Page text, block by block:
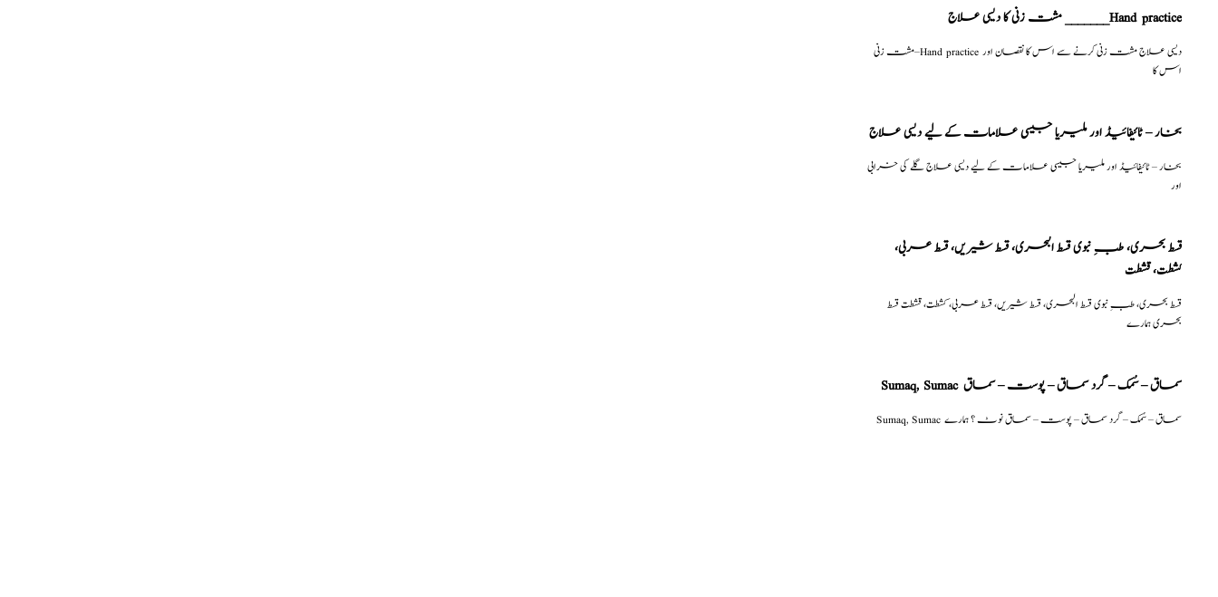
مشت زنی کا دیسی علاج _______Hand practice
مشت زنی–Hand practice دیسی علاج مشت زنی کرنے سے اس کا نقصان اور
اس کا
بخار – ٹائیفائیڈ اور ملیریا جیسی علامات کے لیے دیسی علاج
بخار – ٹائیفائیڈ اور ملیریا جیسی علامات کے لیے دیسی علاج گلے کی خرابی
اور
قسط بحری، طبِ نبوی قسط البحری، قسط شیریں، قسط عربی،
كشطت، قشطت
بحری ہمارے
Sumaq, Sumac سماق – سُمک – گرد سماق – پوست – سماق
Sumaq, Sumac سماق – سُمک – گرد سماق – پوست – سماق نوٹ ؟ ہمارے